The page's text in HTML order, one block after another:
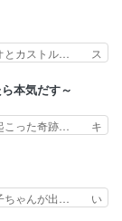
太郎ファミリ
で出演いたしま
の市原… 遼河は
プの… 4つのス
遼河… 村正はそん
あ… 気持ちよくし
言で正体がバレ
の墓、アニメで
オとカストル… ス
御が出… 椋鳥の
い？… キングコ
デ… スピカ・イ
。… 有り余るパワ
キりカストルは
世界への突入と
本気だす～
起こった奇跡… キ
エリナ… 悪魔の
重要… ゼニスも
んで… 第５話を
… クリフとエリ
子ちゃんが出… い